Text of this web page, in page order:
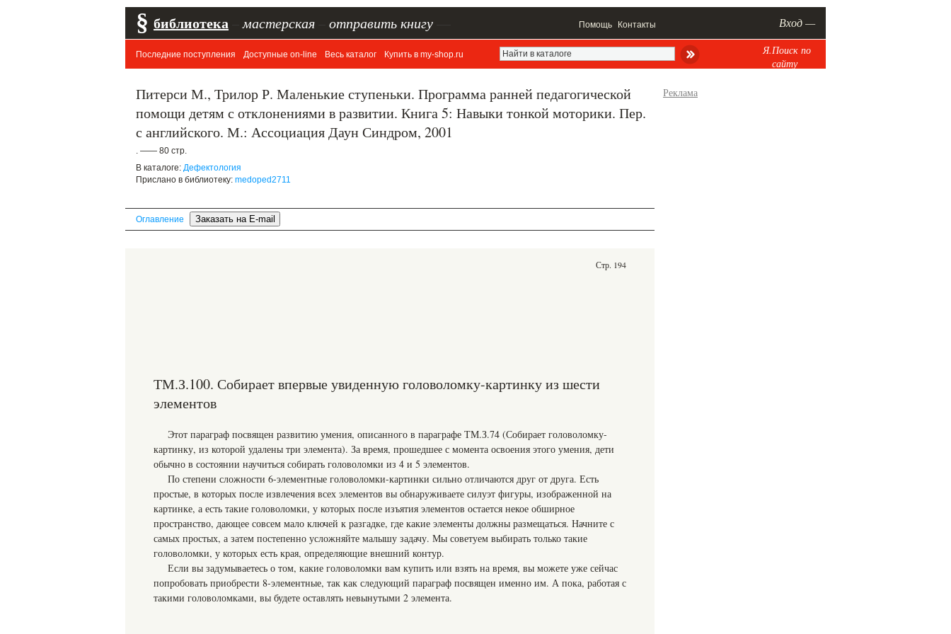
§ библиотека мастерская отправить книгу Помощь Контакты Вход —
Последние поступления Доступные on-line Весь каталог Купить в my-shop.ru
Я.Поиск по
сайту
Питерси М., Трилор Р. Маленькие ступеньки. Программа ранней педагогической
помощи детям с отклонениями в развитии. Книга 5: Навыки тонкой моторики. Пер.
с английского. М.: Ассоциация Даун Синдром, 2001
. —— 80 стр.
В каталоге: Дефектология
Прислано в библиотеку: medoped2711
Оглавление
Стр. 194
ТМ.З.100. Собирает впервые увиденную головоломку-картинку из шести
элементов
Этот параграф посвящен развитию умения, описанного в параграфе ТМ.З.74 (Собирает головоломку-
картинку, из которой удалены три элемента). За время, прошедшее с момента освоения этого умения, дети
обычно в состоянии научиться собирать головоломки из 4 и 5 элементов.
По степени сложности 6-элементные головоломки-картинки сильно отличаются друг от друга. Есть
простые, в которых после извлечения всех элементов вы обнаруживаете силуэт фигуры, изображенной на
картинке, а есть такие головоломки, у которых после изъятия элементов остается некое обширное
пространство, дающее совсем мало ключей к разгадке, где какие элементы должны размещаться. Начните с
самых простых, а затем постепенно усложняйте малышу задачу. Мы советуем выбирать только такие
головоломки, у которых есть края, определяющие внешний контур.
Если вы задумываетесь о том, какие головоломки вам купить или взять на время, вы можете уже сейчас
попробовать приобрести 8-элементные, так как следующий параграф посвящен именно им. А пока, работая с
такими головоломками, вы будете оставлять невынутыми 2 элемента.
Реклама